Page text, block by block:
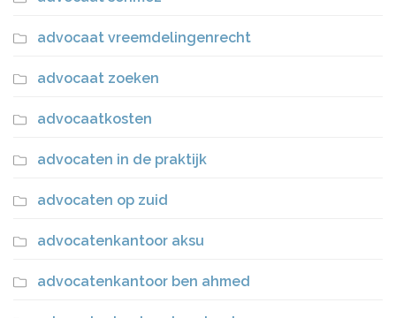
advocaat vreemdelingenrecht
advocaat zoeken
advocaatkosten
advocaten in de praktijk
advocaten op zuid
advocatenkantoor aksu
advocatenkantoor ben ahmed